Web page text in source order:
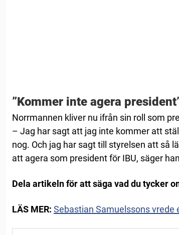
”Kommer inte agera
Norrmannen kliver nu ifrån sin roll som
– Jag har sagt att jag inte kommer att
nog. Och jag har sagt till styrelsen att så
att agera som president för IBU, säger
Dela artikeln för att säga vad du tycker
LÄS MER: Sebastian Samuelssons vrede